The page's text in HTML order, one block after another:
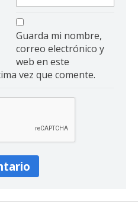
Guarda mi nombre,
correo electrónico y
web en este
vez que comente.